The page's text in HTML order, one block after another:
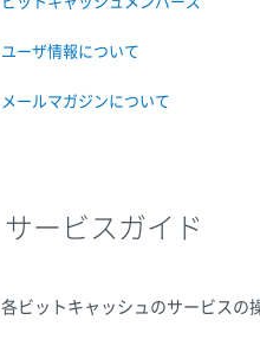
ユーザ情報について
メールマガジンについて
サービスガイド
各ビットキャッシュのサービスの